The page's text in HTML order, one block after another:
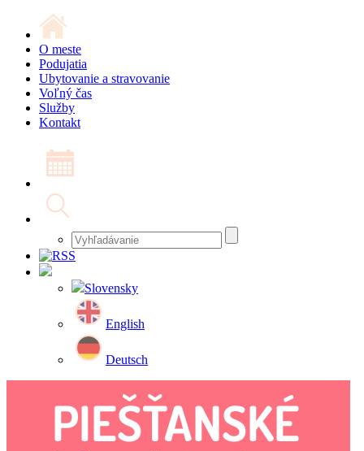
O meste
Podujatia
Ubytovanie a stravovanie
Voľný čas
Služby
Kontakt
Slovensky
English
Deutsch